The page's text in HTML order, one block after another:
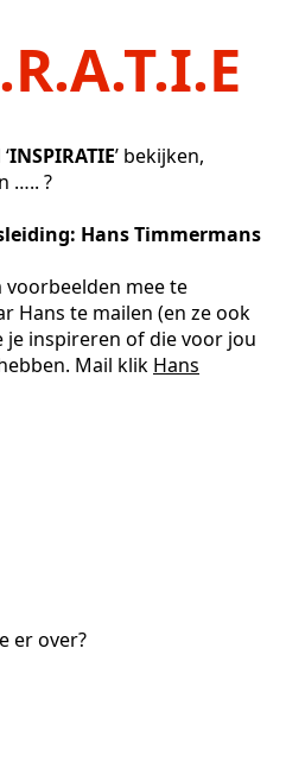
INSPIRATIE’ bekijken,
….. ?
Hans Timmermans
mee te
Hans te mailen (en ze ook
je inspireren of die voor jou
Mail klik Hans
er over?